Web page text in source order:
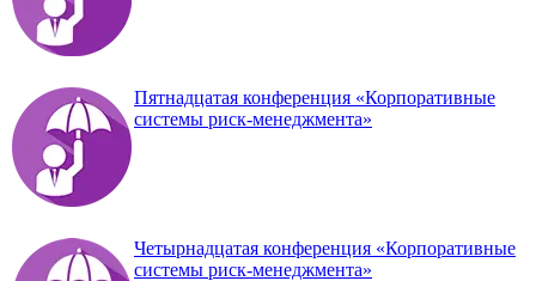
Пятнадцатая конференция «Корпоративные
системы риск-менеджмента»
Четырнадцатая конференция «Корпоративные
системы риск-менеджмента»